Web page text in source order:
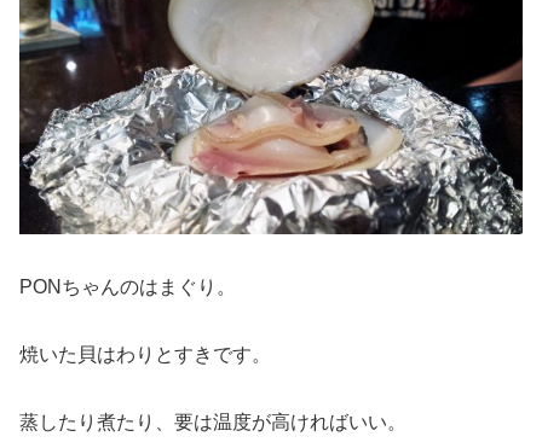
PONちゃんのはまぐり。
焼いた貝はわりとすきです。
蒸したり煮たり、要は温度が高ければいい。